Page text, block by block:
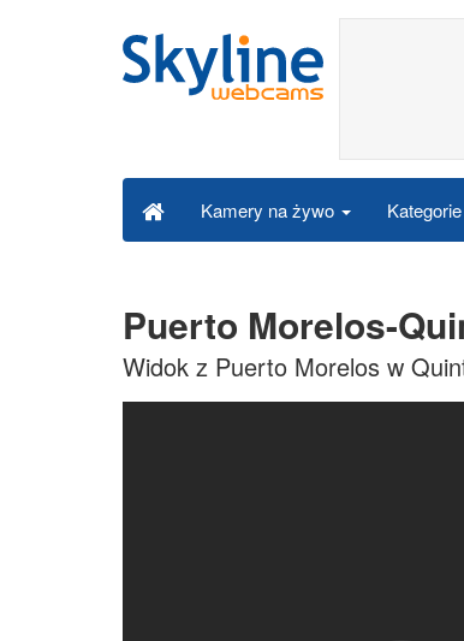
Kamery na żywo
Puerto Morelos-
Widok z Puerto Morelos w